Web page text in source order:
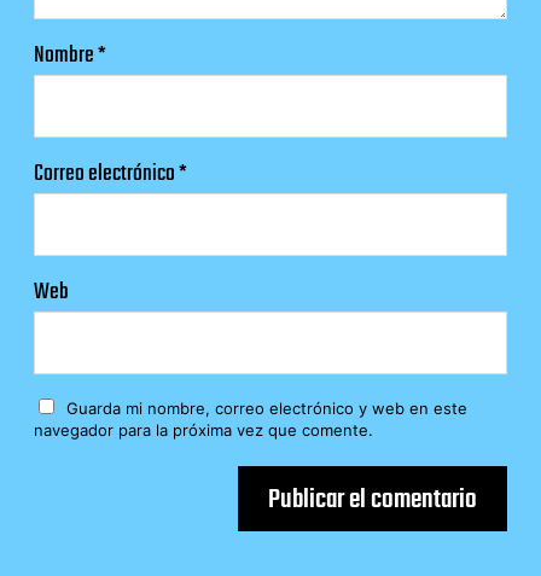
Nombre*
Correo electrónico*
Web
Guarda mi nombre, correo electrónico y web en este
navegador para la próxima vez que comente.